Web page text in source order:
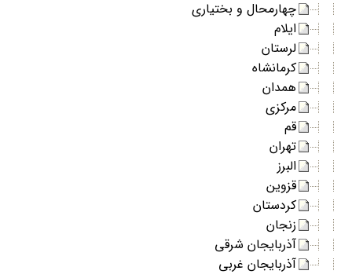
چهارمحال و بختیاری
ایلام
لرستان
کرمانشاه
همدان
مرکزی
قم
تهران
البرز
قزوین
کردستان
زنجان
آذربایجان شرقی
آذربایجان غربی